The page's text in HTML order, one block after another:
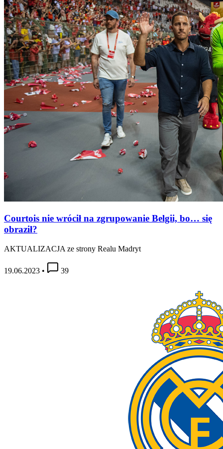
Courtois nie wrócił na zgrupowanie Belgii, bo… się
obraził?
AKTUALIZACJA ze strony Realu Madryt
19.06.2023 • 39